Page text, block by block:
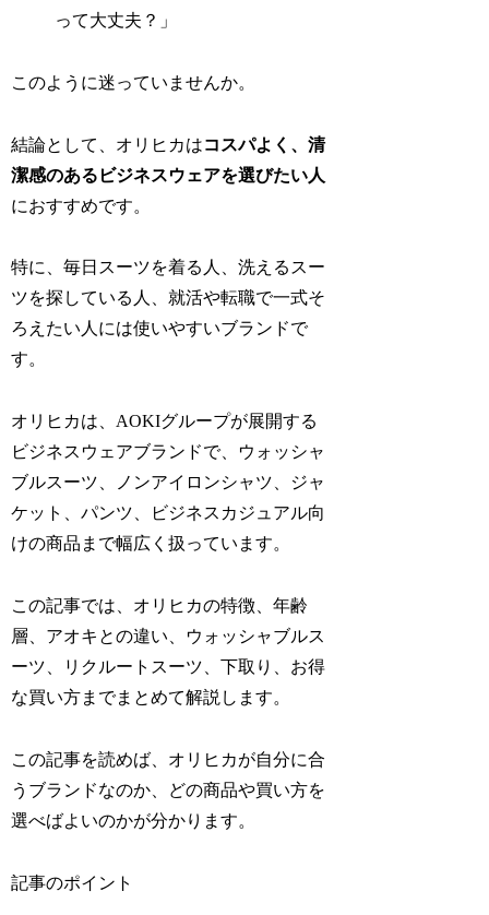
って大丈夫？」
このように迷っていませんか。
結論として、オリヒカはコスパよく、清
潔感のあるビジネスウェアを選びたい人
におすすめです。
特に、毎日スーツを着る人、洗えるスー
ツを探している人、就活や転職で一式そ
ろえたい人には使いやすいブランドで
す。
オリヒカは、AOKIグループが展開する
ビジネスウェアブランドで、ウォッシャ
ブルスーツ、ノンアイロンシャツ、ジャ
ケット、パンツ、ビジネスカジュアル向
けの商品まで幅広く扱っています。
この記事では、オリヒカの特徴、年齢
層、アオキとの違い、ウォッシャブルス
ーツ、リクルートスーツ、下取り、お得
な買い方までまとめて解説します。
この記事を読めば、オリヒカが自分に合
うブランドなのか、どの商品や買い方を
選べばよいのかが分かります。
記事のポイント